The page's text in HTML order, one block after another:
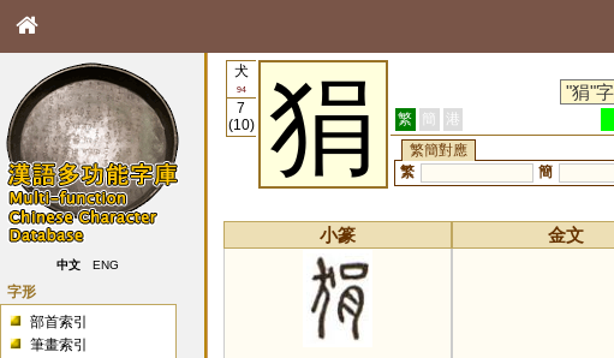
中文 ENG
字形
部首索引
筆畫索引
犬
94
7
(10)
狷 繁 簡 港
繁簡對應
繁
簡
小篆 金文